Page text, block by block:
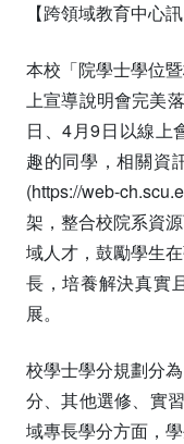
【跨領域教育中心訊
本校「院學士學位
上宣導說明會完美
日、4月9日以線上
趣的同學，相關資
(https://web-
架，整合校院系資
域人才，鼓勵學生
長，培養解決真實
展。
校學士學分規劃分
分、其他選修、實
域專長學分方面，